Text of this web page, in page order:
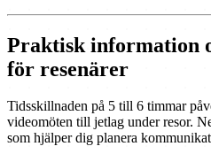
Praktisk information
för resenärer
Tidsskillnaden på 5 till 6 timmar
videomöten till jetlag under resor.
som hjälper dig planera